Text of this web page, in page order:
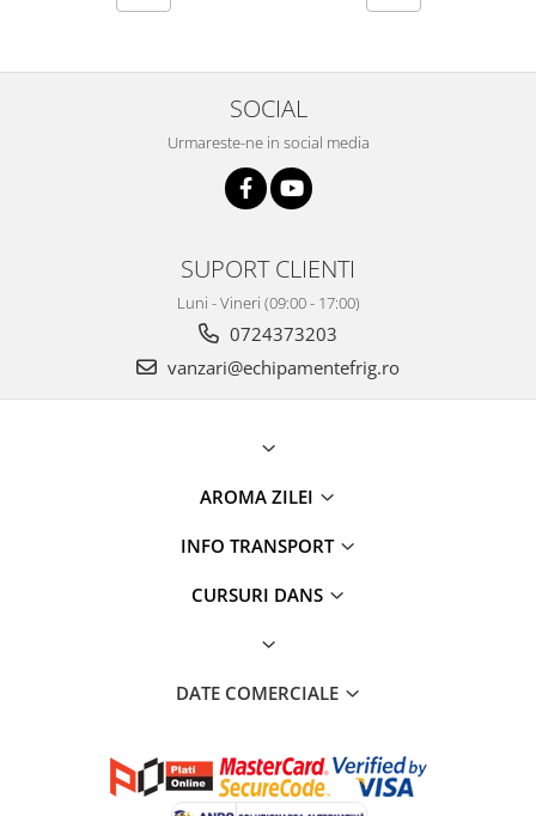
SOCIAL
Urmareste-ne in social media
SUPORT CLIENTI
Luni - Vineri (09:00 - 17:00)
0724373203
vanzari@echipamentefrig.ro
AROMA ZILEI
INFO TRANSPORT
CURSURI DANS
DATE COMERCIALE